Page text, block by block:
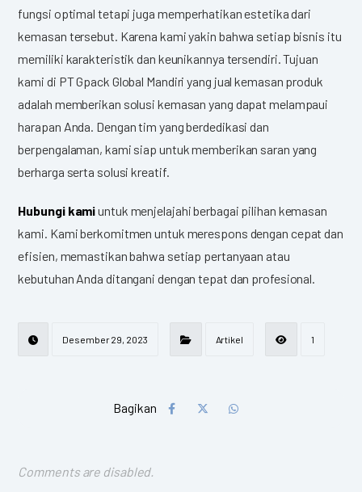
fungsi optimal tetapi juga memperhatikan estetika dari
kemasan tersebut. Karena kami yakin bahwa setiap bisnis itu
memiliki karakteristik dan keunikannya tersendiri. Tujuan
kami di PT Gpack Global Mandiri yang jual kemasan produk
adalah memberikan solusi kemasan yang dapat melampaui
harapan Anda. Dengan tim yang berdedikasi dan
berpengalaman, kami siap untuk memberikan saran yang
berharga serta solusi kreatif.
Hubungi kamiuntuk menjelajahi berbagai pilihan kemasan
kami. Kami berkomitmen untuk merespons dengan cepat dan
efisien, memastikan bahwa setiap pertanyaan atau
kebutuhan Anda ditangani dengan tepat dan profesional.
Desember 29, 2023 Artikel 1
Comments are disabled.